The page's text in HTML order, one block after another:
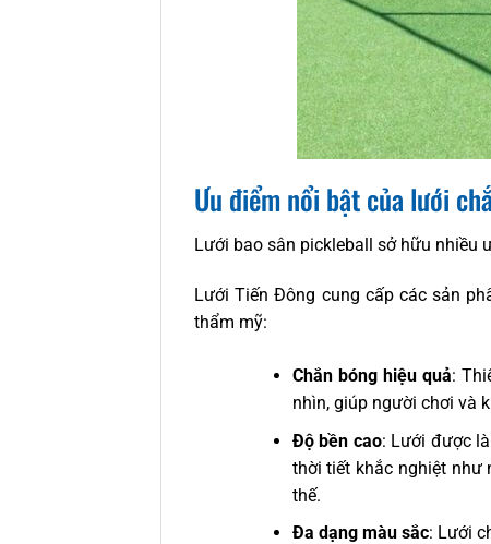
Ưu điểm nổi bật của lưới
Lưới bao sân pickleball sở hữu nhiều
Lưới Tiến Đông cung cấp các sản
thẩm mỹ:
Chắn bóng hiệu quả:
nhìn, giúp người chơi và
Độ bền cao: Lưới được
thời tiết khắc nghiệt như
thế.
Đa dạng màu sắc: Lưới